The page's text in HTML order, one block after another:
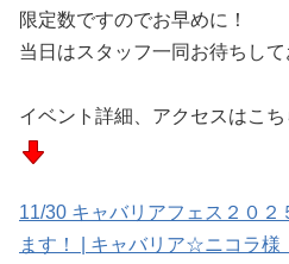
限定数ですのでお早めに！
当日はスタッフ一同お待ちして
イベント詳細、アクセスはこち
11/30 キャバリアフェス２０
ます！ | キャバリア☆ニコラ